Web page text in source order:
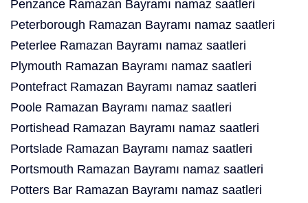
Penzance Ramazan Bayramı namaz saatleri
Peterborough Ramazan Bayramı namaz saatleri
Peterlee Ramazan Bayramı namaz saatleri
Plymouth Ramazan Bayramı namaz saatleri
Pontefract Ramazan Bayramı namaz saatleri
Poole Ramazan Bayramı namaz saatleri
Portishead Ramazan Bayramı namaz saatleri
Portslade Ramazan Bayramı namaz saatleri
Portsmouth Ramazan Bayramı namaz saatleri
Potters Bar Ramazan Bayramı namaz saatleri